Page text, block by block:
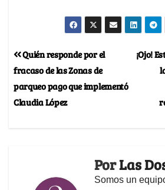
¡Ojo!
Quién responde por el
fracaso de las Zonas de
parqueo pago que implementó
Claudia López
PorLas
Somos un